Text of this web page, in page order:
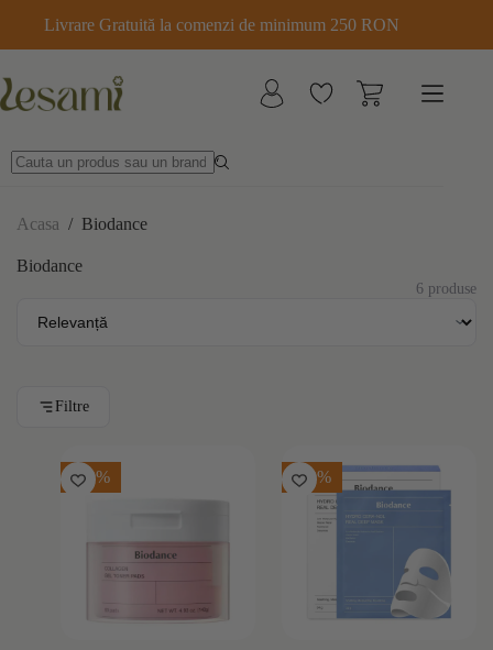
conținut
Livrare Gratuită la comenzi de minimum 250 RON
Acasa / Biodance
Biodance
6 produse
Filtre
-30% -10%